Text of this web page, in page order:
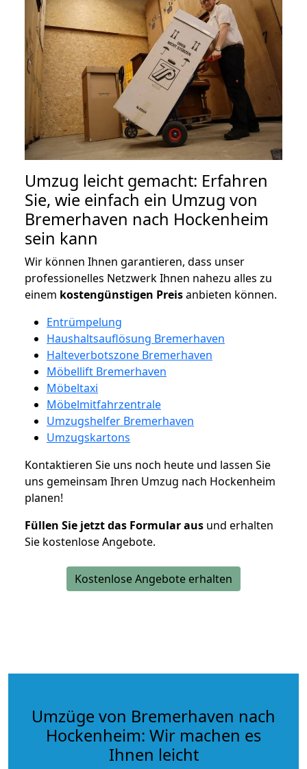
Umzug leicht gemacht: Erfahren
Sie, wie einfach ein Umzug von
Bremerhaven nach Hockenheim
sein kann
Wir können Ihnen garantieren, dass unser
professionelles Netzwerk Ihnen nahezu alles zu
einem kostengünstigen Preisanbieten können.
Entrümpelung
Haushaltsauflösung Bremerhaven
Halteverbotszone Bremerhaven
Möbellift Bremerhaven
Möbeltaxi
Möbelmitfahrzentrale
Umzugshelfer Bremerhaven
Umzugskartons
Kontaktieren Sie uns noch heute und lassen Sie
uns gemeinsam Ihren Umzug nach Hockenheim
planen!
Füllen Sie jetzt das Formular aus und erhalten
Sie kostenlose Angebote.
Kostenlose Angebote erhalten
Umzüge von Bremerhaven nach
Hockenheim: Wir machen es
Ihnen leicht